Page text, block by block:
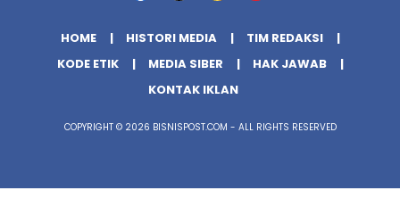
HOME HISTORI MEDIA
TIM REDAKSI
KODE ETIK
MEDIA SIBER
HAK JAWAB
KONTAK IKLAN
COPYRIGHT © 2026 BISNISPOST.COM - ALL RIGHTS RESERVED